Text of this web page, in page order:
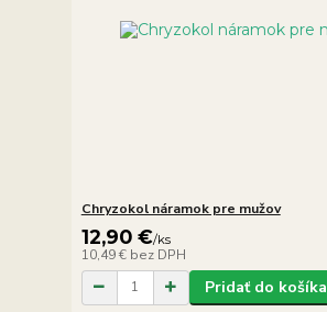
Chryzokol náramok pre mužov
12,90 €/ks
10,49 € bez DPH
Pridať do košíka